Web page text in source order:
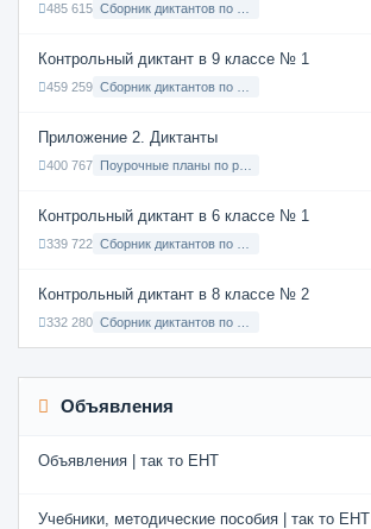
485 615
Контрольный диктант в 9 классе № 1
459 259
Приложение 2. Диктанты
400 767
Контрольный диктант в 6 классе № 1
339 722
Контрольный диктант в 8 классе № 2
332 280
Объявления
Объявления | так то ЕНТ
Учебники, методические пособия | так то ЕНТ